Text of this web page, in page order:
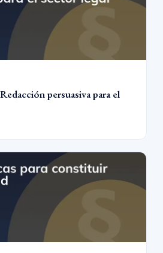
persuasiva para el